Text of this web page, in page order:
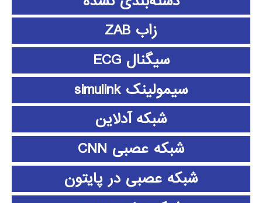
زاب ZAB
سیگنال ECG
سیمولینک simulink
شبکه آدلاین
شبکه عصبی CNN
شبکه عصبی در پایتون